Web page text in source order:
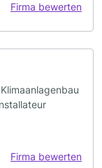
Firma bewerten
Firma bewerten